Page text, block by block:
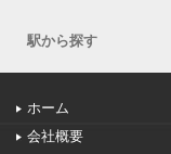
駅から探す
ホーム
会社概要